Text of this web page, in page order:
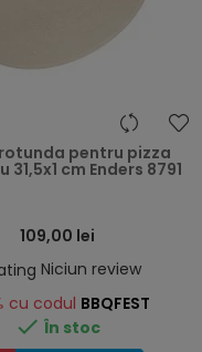
pentru pizza
cm Enders 8791
109,00 lei
Niciun review
cu codul BBQFEST
 În stoc